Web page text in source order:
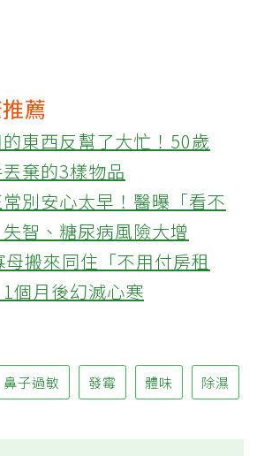
薦
東西反幫了大忙！50歲
棄的3樣物品
別安心太早！醫曝「看不
智、糖尿病風險大增
搬來同住「不用付房租
個月後幻滅心寒
鼻子過敏 發霉 體味 除濕